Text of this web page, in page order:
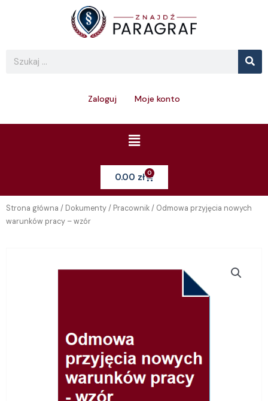
Search
Zaloguj Moje konto
Menu
0.00 zł 0Cart
Strona główna / Dokumenty/ Pracownik/ Odmowa przyjęcia nowych
warunków pracy – wzór